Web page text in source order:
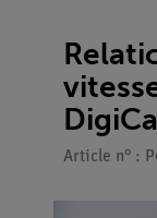
Article n° :